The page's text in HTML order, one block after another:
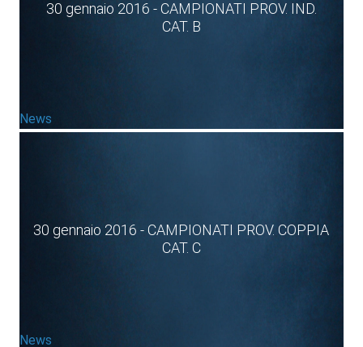
30 gennaio 2016 - CAMPIONATI PROV. IND.
CAT. B
News
30 gennaio 2016 - CAMPIONATI PROV. COPPIA
CAT. C
News